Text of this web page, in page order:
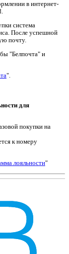
в интернет-
система
После успешной
почту.
"Белпочта" и
".
для
покупки на
к номеру
лояльности"